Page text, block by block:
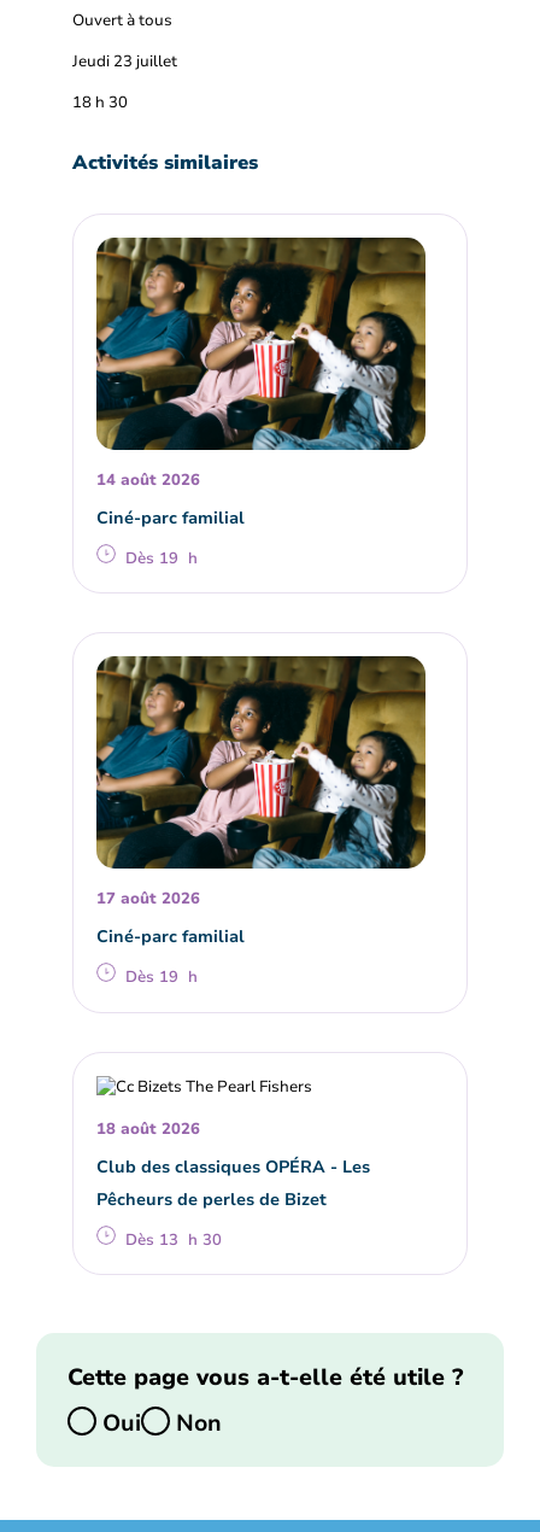
Ouvert à tous
Jeudi 23 juillet
18 h 30
Activités similaires
14 août 2026
Ciné-parc familial
Dès 19 h
17 août 2026
Ciné-parc familial
Dès 19 h
18 août 2026
Club des classiques OPÉRA - Les
Pêcheurs de perles de Bizet
Dès 13 h 30
Cette page vous a-t-elle été utile ?
Oui
Non